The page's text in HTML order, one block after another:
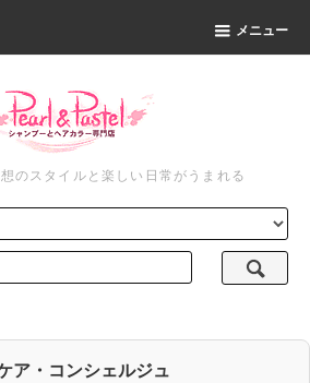
メニュー
のスタイルと楽しい日常がうまれる
ア・コンシェルジュ